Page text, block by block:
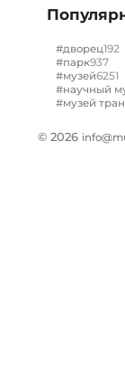
#дворец192
#парк937
#музей6251
#научный
#музей
© 2026